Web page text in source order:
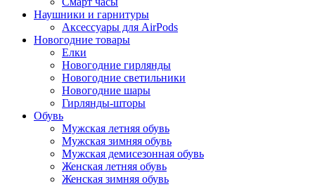
Наушники и гарнитуры
Аксессуары для AirPods
Новогодние товары
Елки
Новогодние гирлянды
Новогодние светильники
Новогодние шары
Гирлянды-шторы
Обувь
Мужская летняя обувь
Мужская зимняя обувь
Мужская демисезонная обувь
Женская летняя обувь
Женская зимняя обувь